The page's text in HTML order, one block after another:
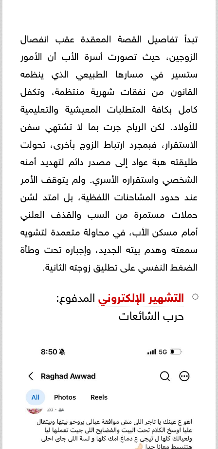
تبدأ تفاصيل القصة المعقدة عقب انفصال
الزوجين، حيث تصورت أسرة الأب أن الأمور
ستسير في مسارها الطبيعي الذي ينظمه
القانون من نفقات شهرية منتظمة، وتكفل
كامل بكافة المتطلبات المعيشية والتعليمية
للأولاد. لكن الرياح جرت بما لا تشتهي سفن
الاستقرار، فبمجرد ارتباط الزوج بأخرى، تحولت
طليقته هبة عواد إلى مصدر دائم لتهديد أمنه
الشخصي واستقراره الأسري. ولم يتوقف الأمر
عند حدود المشاحنات اللفظية، بل امتد لشن
حملات مستمرة من السب والقذف العلني
أمام مسكن الأب، في محاولة متعمدة لتشويه
سمعته وهدم بيته الجديد، وإجباره تحت وطأة
الضغط النفسي على تطليق زوجته الثانية.
التشهير الإلكترونيالمدفوع:
حرب الشائعات